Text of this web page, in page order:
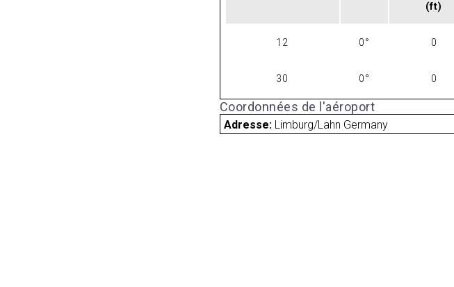
(ft)
12 0° 0
30 0° 0
Coordonnées de l'aéroport
Adresse: Limburg/Lahn Germany